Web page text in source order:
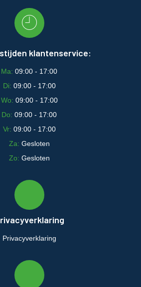
klantenservice:
Ma:09:00 - 17:00
Di: 09:00 - 17:00
Wo: 09:00 - 17:00
Do:09:00 - 17:00
Vr: 09:00 - 17:00
Za: Gesloten
Zo: Gesloten
Privacyverklaring